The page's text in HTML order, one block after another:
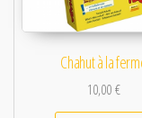
Chahut à la
10,00€